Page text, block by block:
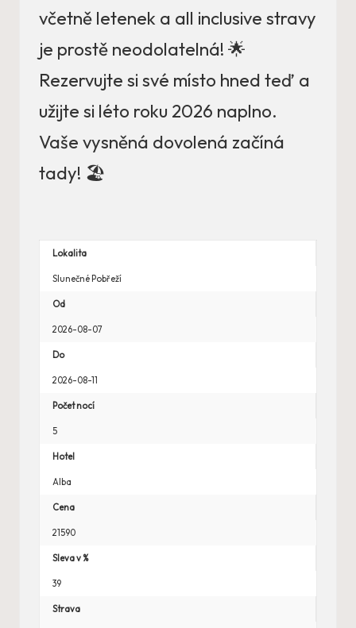
včetně letenek a all inclusive stravy
je prostě neodolatelná! 🌟
Rezervujte si své místo hned teď a
užijte si léto roku 2026 naplno.
Vaše vysněná dovolená začíná
tady! 🏖️
Lokalita
Slunečné Pobřeží
Od
2026-08-07
Do
2026-08-11
Počet nocí
5
Hotel
Alba
Cena
21590
Sleva v %
39
Strava